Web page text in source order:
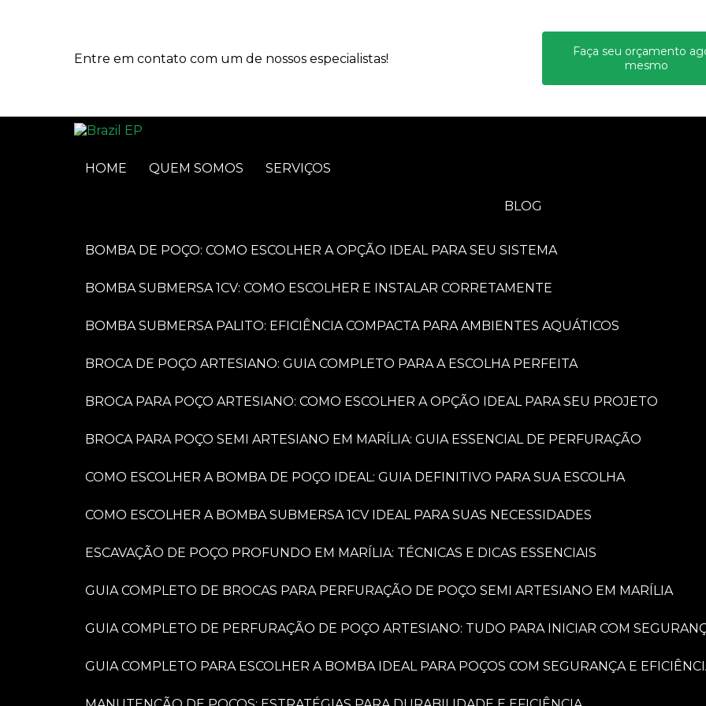
Entre em contato com um de nossos especialistas!
Faça seu orçamento
mesmo
HOME QUEM SOMOS SERVIÇOS
BLOG
BOMBA DE POÇO: COMO ESCOLHER A OPÇÃO IDEAL PARA SEU SISTEMA
BOMBA SUBMERSA 1CV: COMO ESCOLHER E INSTALAR CORRETAMENTE
BOMBA SUBMERSA PALITO: EFICIÊNCIA COMPACTA PARA AMBIENTES AQUÁTICOS
BROCA DE POÇO ARTESIANO: GUIA COMPLETO PARA A ESCOLHA PERFEITA
BROCA PARA POÇO ARTESIANO: COMO ESCOLHER A OPÇÃO IDEAL PARA SEU PROJETO
BROCA PARA POÇO SEMI ARTESIANO EM MARÍLIA: GUIA ESSENCIAL DE PERFURAÇÃO
COMO ESCOLHER A BOMBA DE POÇO IDEAL: GUIA DEFINITIVO PARA SUA ESCOLHA
COMO ESCOLHER A BOMBA SUBMERSA 1CV IDEAL PARA SUAS NECESSIDADES
ESCAVAÇÃO DE POÇO PROFUNDO EM MARÍLIA: TÉCNICAS E DICAS ESSENCIAIS
GUIA COMPLETO DE BROCAS PARA PERFURAÇÃO DE POÇO SEMI ARTESIANO EM MARÍLIA
GUIA COMPLETO DE PERFURAÇÃO DE POÇO ARTESIANO: TUDO PARA INICIAR COM
GUIA COMPLETO PARA ESCOLHER A BOMBA IDEAL PARA POÇOS COM SEGURANÇA E